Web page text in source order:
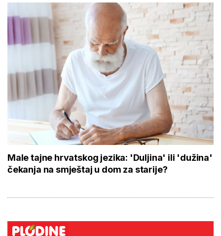
Male tajne hrvatskog jezika: 'Duljina' ili 'dužina'
čekanja na smještaj u dom za starije?